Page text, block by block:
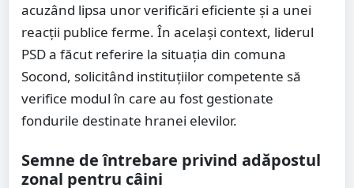
acuzând lipsa unor verificări eficiente și a unei
reacții publice ferme. În același context, liderul
PSD a făcut referire la situația din comuna
Socond, solicitând instituțiilor competente să
verifice modul în care au fost gestionate
fondurile destinate hranei elevilor.
Semne de întrebare privind adăpostul
zonal pentru câini